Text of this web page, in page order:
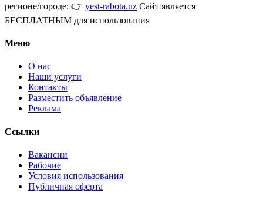
регионе/городе: 👉 yest-rabota.uz Сайт является
БЕСПЛАТНЫМ для использования
Меню
О нас
Наши услуги
Контакты
Разместить объявление
Реклама
Ссылки
Вакансии
Рабочие
Условия использования
Публичная оферта